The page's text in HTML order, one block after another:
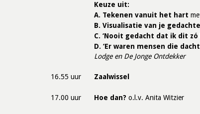
Keuze uit:
A. Tekenen vanuit het hart
B. Visualisatie van je
C. ‘Nooit gedacht dat ik dit
D. ‘Er waren mensen die
Lodge en De Jonge Ontdekker
16.55 uur Zaalwissel
17.00 uur Hoe dan? o.l.v. Anita Witzier